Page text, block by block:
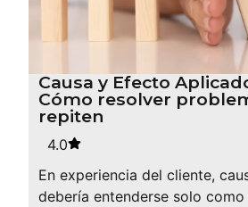
Causa y Efecto
Cómo resolver
repiten
4.0
En experiencia del cliente,
debería entenderse solo como